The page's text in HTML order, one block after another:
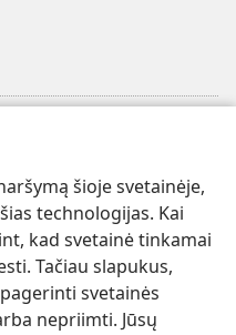
šioje svetainėje,
technologijas. Kai
kad svetainė tinkamai
Tačiau slapukus,
svetainės
nepriimti. Jūsų